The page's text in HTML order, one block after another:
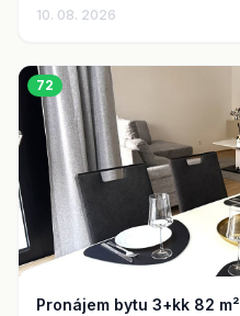
10. 08. 2026
72
Pronájem bytu 3+kk 82 m²